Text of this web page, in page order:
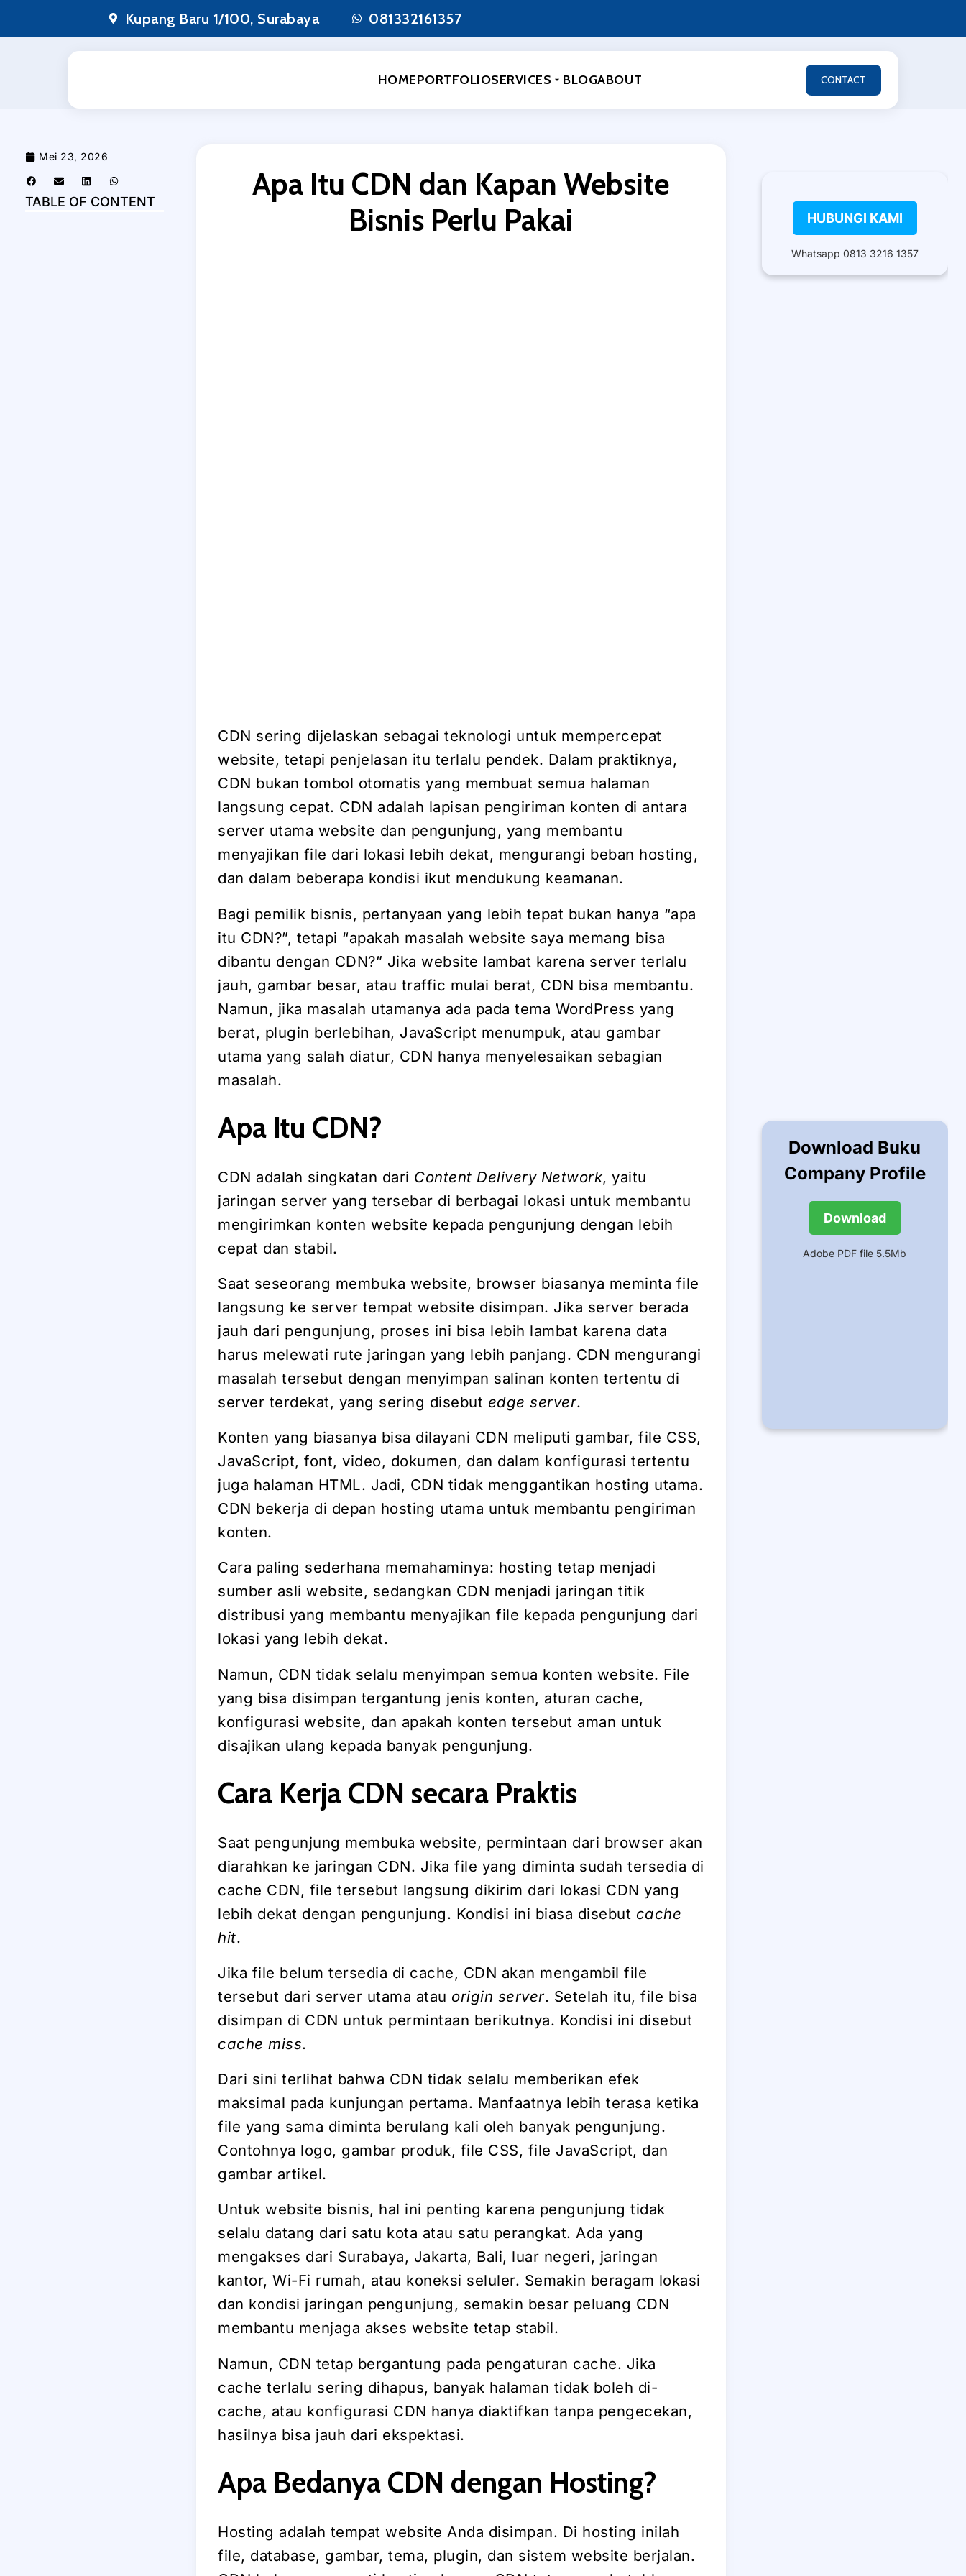
Kupang Baru 1/100, Surabaya 081332161357
HOMEPORTFOLIOSERVICES BLOGABOUT CONTACT
Mei 23, 2026
TABLE OF CONTENT
Apa Itu CDN dan Kapan Website
Bisnis Perlu Pakai
CDN sering dijelaskan sebagai teknologi untuk mempercepat
website, tetapi penjelasan itu terlalu pendek. Dalam praktiknya,
CDN bukan tombol otomatis yang membuat semua halaman
langsung cepat. CDN adalah lapisan pengiriman konten di antara
server utama website dan pengunjung, yang membantu
menyajikan file dari lokasi lebih dekat, mengurangi beban hosting,
dan dalam beberapa kondisi ikut mendukung keamanan.
Bagi pemilik bisnis, pertanyaan yang lebih tepat bukan hanya “apa
itu CDN?”, tetapi “apakah masalah website saya memang bisa
dibantu dengan CDN?” Jika website lambat karena server terlalu
jauh, gambar besar, atau traffic mulai berat, CDN bisa membantu.
Namun, jika masalah utamanya ada pada tema WordPress yang
berat, plugin berlebihan, JavaScript menumpuk, atau gambar
utama yang salah diatur, CDN hanya menyelesaikan sebagian
masalah.
Apa Itu CDN?
CDN adalah singkatan dari Content Delivery Network, yaitu
jaringan server yang tersebar di berbagai lokasi untuk membantu
mengirimkan konten website kepada pengunjung dengan lebih
cepat dan stabil.
Saat seseorang membuka website, browser biasanya meminta file
langsung ke server tempat website disimpan. Jika server berada
jauh dari pengunjung, proses ini bisa lebih lambat karena data
harus melewati rute jaringan yang lebih panjang. CDN mengurangi
masalah tersebut dengan menyimpan salinan konten tertentu di
server terdekat, yang sering disebut edge server.
Konten yang biasanya bisa dilayani CDN meliputi gambar, file CSS,
JavaScript, font, video, dokumen, dan dalam konfigurasi tertentu
juga halaman HTML. Jadi, CDN tidak menggantikan hosting utama.
CDN bekerja di depan hosting utama untuk membantu pengiriman
konten.
Cara paling sederhana memahaminya: hosting tetap menjadi
sumber asli website, sedangkan CDN menjadi jaringan titik
distribusi yang membantu menyajikan file kepada pengunjung dari
lokasi yang lebih dekat.
Namun, CDN tidak selalu menyimpan semua konten website. File
yang bisa disimpan tergantung jenis konten, aturan cache,
konfigurasi website, dan apakah konten tersebut aman untuk
disajikan ulang kepada banyak pengunjung.
Cara Kerja CDN secara Praktis
Saat pengunjung membuka website, permintaan dari browser akan
diarahkan ke jaringan CDN. Jika file yang diminta sudah tersedia di
cache CDN, file tersebut langsung dikirim dari lokasi CDN yang
lebih dekat dengan pengunjung. Kondisi ini biasa disebut cache
hit.
Jika file belum tersedia di cache, CDN akan mengambil file
tersebut dari server utama atau origin server. Setelah itu, file bisa
disimpan di CDN untuk permintaan berikutnya. Kondisi ini disebut
cache miss.
Dari sini terlihat bahwa CDN tidak selalu memberikan efek
maksimal pada kunjungan pertama. Manfaatnya lebih terasa ketika
file yang sama diminta berulang kali oleh banyak pengunjung.
Contohnya logo, gambar produk, file CSS, file JavaScript, dan
gambar artikel.
Untuk website bisnis, hal ini penting karena pengunjung tidak
selalu datang dari satu kota atau satu perangkat. Ada yang
mengakses dari Surabaya, Jakarta, Bali, luar negeri, jaringan
kantor, Wi-Fi rumah, atau koneksi seluler. Semakin beragam lokasi
dan kondisi jaringan pengunjung, semakin besar peluang CDN
membantu menjaga akses website tetap stabil.
Namun, CDN tetap bergantung pada pengaturan cache. Jika
cache terlalu sering dihapus, banyak halaman tidak boleh di-
cache, atau konfigurasi CDN hanya diaktifkan tanpa pengecekan,
hasilnya bisa jauh dari ekspektasi.
Apa Bedanya CDN dengan Hosting?
Hosting adalah tempat website Anda disimpan. Di hosting inilah
file, database, gambar, tema, plugin, dan sistem website berjalan.
HUBUNGI KAMI
Whatsapp 0813 3216 1357
Download Buku
Company Profile
Download
Adobe PDF file 5.5Mb